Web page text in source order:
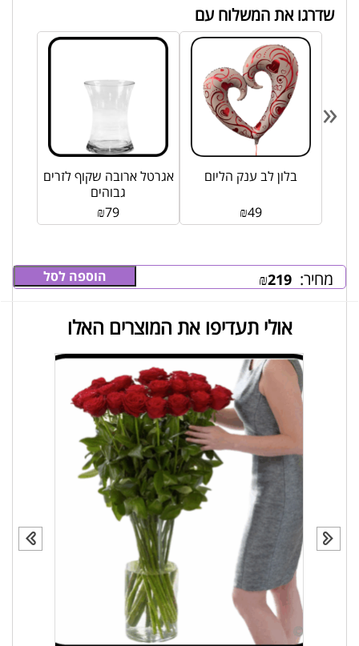
מחיר: ₪219 הוספה לסל
שדרגו את המשלוח עם
אגרטל ארובה שקוף לזרים
גבוהים
₪79
בלון לב ענק הליום
₪49
«
אולי תעדיפו את המוצרים האלו